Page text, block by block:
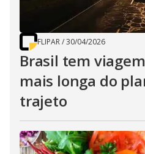
FLIPAR/30/04/2026
Brasil tem
mais longa do
trajeto